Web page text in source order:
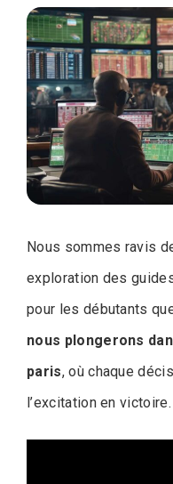
Nous sommes ravis
exploration des
pour les débutants
nous plongerons
paris, où chaque
l’excitation en victoire.